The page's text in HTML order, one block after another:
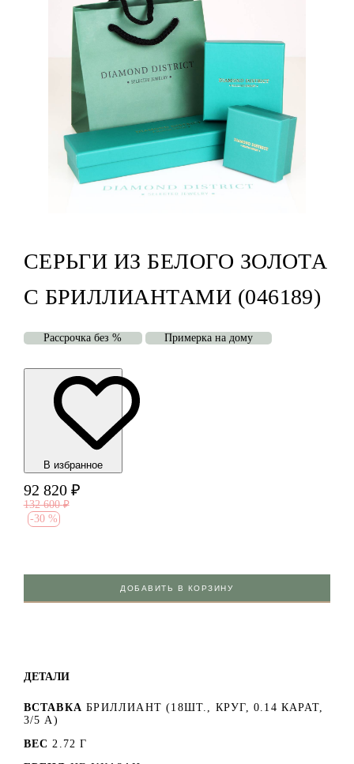
СЕРЬГИ ИЗ БЕЛОГО ЗОЛОТА
С БРИЛЛИАНТАМИ (046189)
Рассрочка без % Примерка на дому
В избранноe
92 820 ₽
132 600 ₽
-30 %
ДОБАВИТЬ В КОРЗИНУ
ДЕТАЛИ
ВСТАВКА БРИЛЛИАНТ (18ШТ., КРУГ, 0.14 КАРАТ,
3/5 А)
ВЕС 2.72 Г